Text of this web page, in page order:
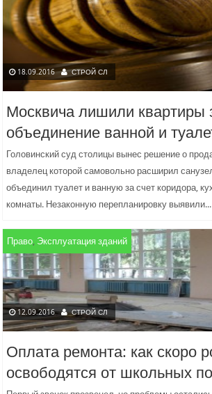
18.09.2016 СТРОЙ СЛ
Москвича лишили квартиры
объединение ванной и
Головинский суд столицы вынес решение о
владелец которой самовольно расширил
объединил туалет и ванную за счет коридора,
комнаты. Незаконную перепланировку выявили...
Право, Эксплуатация зданий
12.09.2016 СТРОЙ СЛ
Оплата ремонта: как скоро
освободятся от школьных